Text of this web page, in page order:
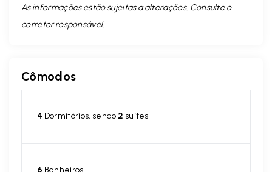
As informações estão sujeitas a alterações. Consulte o
corretor responsável.
Cômodos
4 Dormitórios, sendo 2 suítes
6 Banheiros